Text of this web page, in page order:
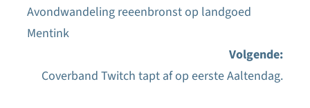
Bericht
Avondwandeling reeenbronst op landgoed
Mentink
Volgende:
Coverband Twitch tapt af op eerste Aaltendag.